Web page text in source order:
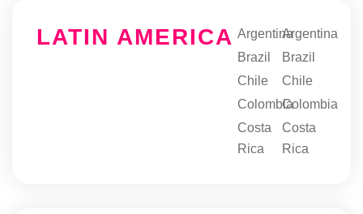
LATIN AMERICA Argentina
Brazil
Chile
Colombia
Costa
Rica
Argentina
Brazil
Chile
Colombia
Costa
Rica